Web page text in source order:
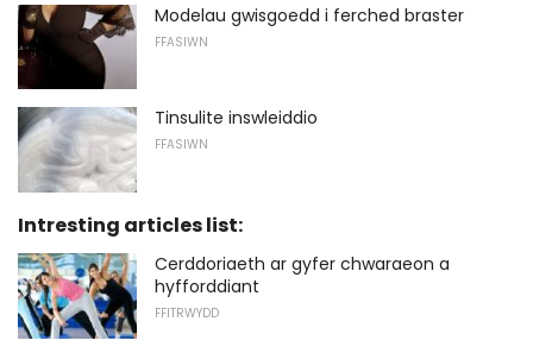
Modelau gwisgoedd i ferched braster
FFASIWN
Tinsulite inswleiddio
FFASIWN
Intresting articles list:
Cerddoriaeth ar gyfer chwaraeon a
hyfforddiant
FFITRWYDD